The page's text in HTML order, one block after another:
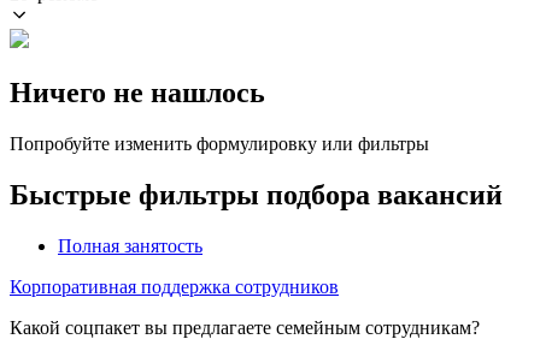
Ничего не нашлось
Попробуйте изменить формулировку или фильтры
Быстрые фильтры подбора вакансий
Полная занятость
Корпоративная поддержка сотрудников
Какой соцпакет вы предлагаете семейным сотрудникам?